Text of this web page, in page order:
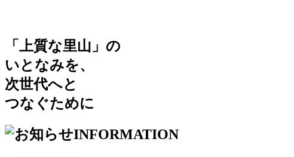
「上質な里山」の
いとなみを、
次世代へと
つなぐために
INFORMATION